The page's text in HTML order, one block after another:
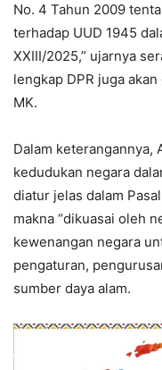
No. 4 Tahun 2009
terhadap UUD 1945
XXIII/2025,” ujarnya
lengkap DPR juga
MK.
Dalam keterangannya,
kedudukan negara
diatur jelas dalam
makna “dikuasai oleh
kewenangan negara
pengaturan,
sumber daya alam.